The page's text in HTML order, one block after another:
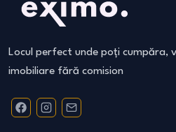
Locul perfect unde poți cumpăra,
imobiliare fără comision